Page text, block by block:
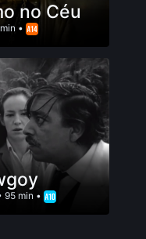
no Céu
•
95 min •